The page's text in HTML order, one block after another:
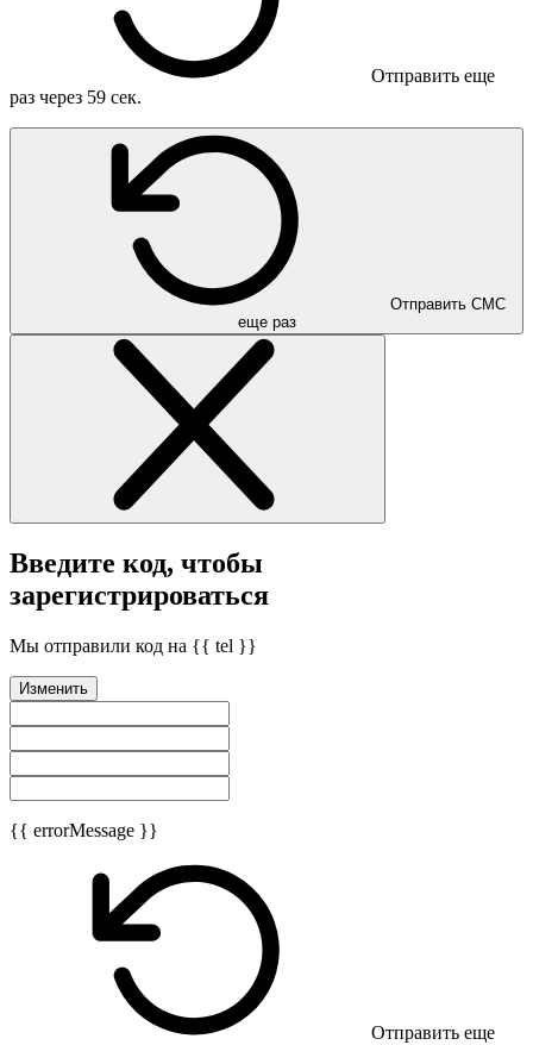
Отправить еще
раз через 59 сек.
еще раз
Введите код, чтобы
зарегистрироваться
Мы отправили код на {{ tel }}
Изменить
{{ errorMessage }}
Отправить еще